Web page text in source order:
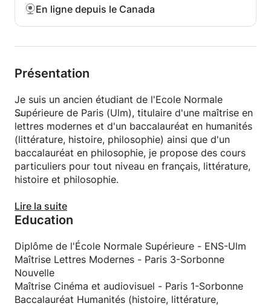
En ligne depuis le Canada
Présentation
Je suis un ancien étudiant de l'Ecole Normale
Supérieure de Paris (Ulm), titulaire d'une maîtrise en
lettres modernes et d'un baccalauréat en humanités
(littérature, histoire, philosophie) ainsi que d'un
baccalauréat en philosophie, je propose des cours
particuliers pour tout niveau en français, littérature,
histoire et philosophie.
I am a former student at Ecole Normale Supérieure
in Paris. I have a master's degree in literature and a
philosophy) as well as a bachelor's degree in
philosophy. I offer tutoring for any grade in
philosophy, french, history and literature.
Lire la suite
Education
Diplôme de l'École Normale Supérieure - ENS-Ulm
Maîtrise Lettres Modernes - Paris 3-Sorbonne
Nouvelle
Maîtrise Cinéma et audiovisuel - Paris 1-Sorbonne
Baccalauréat Humanités (histoire, littérature,